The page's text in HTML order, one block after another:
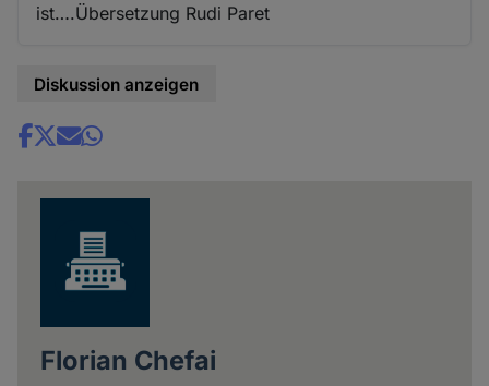
ist….Übersetzung Rudi Paret
Diskussion anzeigen
Share
Florian Chefai